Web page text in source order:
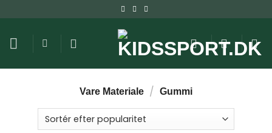
til
indhold
Vare Materiale / Gummi